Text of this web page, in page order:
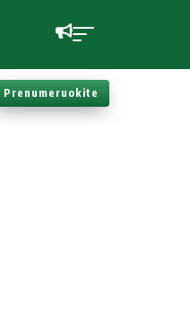
Prenumeruokite